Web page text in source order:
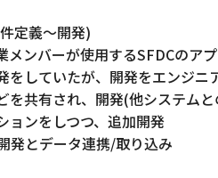
定義～開発)
メンバーが使用するSFDCのア
をしていたが、開発をエンジニ
を共有され、開発(他システム
ョンをしつつ、追加開発
発とデータ連携/取り込み